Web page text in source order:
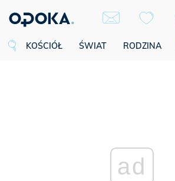
KOŚCIÓŁ ŚWIAT RODZINA
ad